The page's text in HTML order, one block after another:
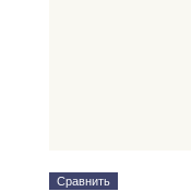
Сравнить